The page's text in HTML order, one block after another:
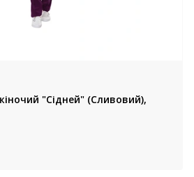
"Сідней" (Сливовий),